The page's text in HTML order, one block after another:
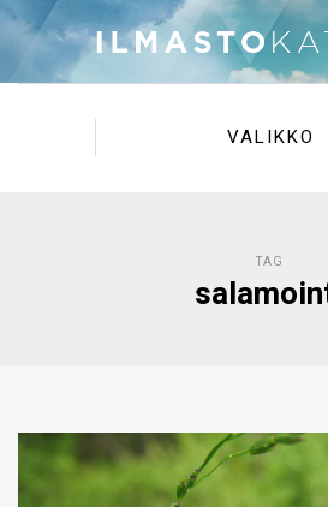
VALIKKO
TAG